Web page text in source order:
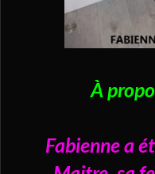
À
Fabienne a